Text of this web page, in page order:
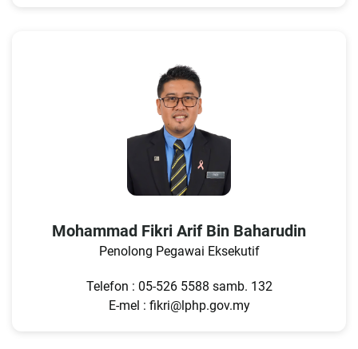
Mohammad Fikri Arif Bin Baharudin
Penolong Pegawai Eksekutif
Telefon : 05-526 5588 samb. 132
E-mel : fikri@lphp.gov.my